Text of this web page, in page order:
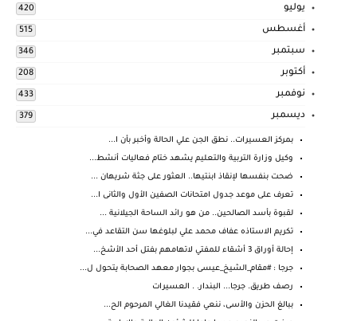
يوليو 420
أغسطس 515
سبتمبر 346
أكتوبر 208
نوفمبر 433
ديسمبر 379
بمركز العسيرات.. نطق الجن علي الحالة وأخبر بأن ا...
وكيل وزارة التربية والتعليم يشهد ختام فعاليات أنشط...
ضحت بنفسها لإنقاذ ابنتيها.. العثور على جثة شريهان ...
تعرف على موعد جدول امتحانات الصفين الأول والثانى ا...
لقبوة بأسد الصالحين.. من هو رائد الساحة الجيلانية ...
تكريم الاستاذه عفاف محمد علي لبلوغها سن التقاعد في...
إحالة أوراق 3 أشقاء للمفتي لاتهامهم بفتل أحد الأشخ...
جرجا : #مقام_الشيخ_عيسى بجوار معهد الصحابة يتحول ل...
رصف طريق. جرجا... البندار. . العسيرات
ببالغ الحزن والأسى، ننعي فقيدنا الغالي المرحوم الح...